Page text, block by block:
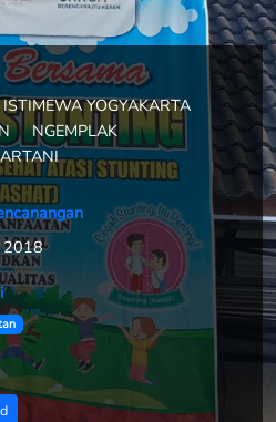
YOGYAKARTA
NGEMPLAK
2018